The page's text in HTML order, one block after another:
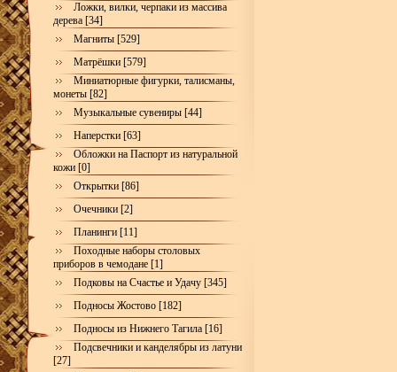
Ложки, вилки, черпаки из массива
дерева [34]
Магниты [529]
Матрёшки [579]
Миниатюрные фигурки, талисманы,
монеты [82]
Музыкальные сувениры [44]
Наперстки [63]
Обложки на Паспорт из натуральной
кожи [0]
Открытки [86]
Очечники [2]
Планинги [11]
Походные наборы столовых
приборов в чемодане [1]
Подковы на Счастье и Удачу [345]
Подносы Жостово [182]
Подносы из Нижнего Тагила [16]
Подсвечники и канделябры из латуни
[27]